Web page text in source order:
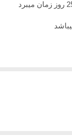
راهنمایی دریافت